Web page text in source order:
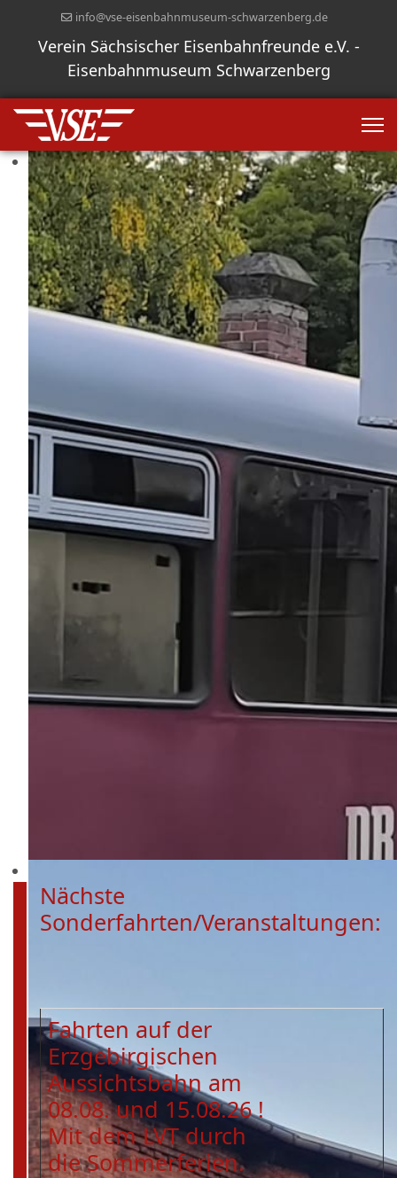
info@vse-eisenbahnmuseum-schwarzenberg.de
Verein Sächsischer Eisenbahnfreunde e.V. -
Eisenbahnmuseum Schwarzenberg
Nächste
Sonderfahrten/Veranstaltungen:
Fahrten auf der
Erzgebirgischen
Aussichtsbahn am
08.08. und 15.08.26 !
Mit dem LVT durch
die Sommerferien.